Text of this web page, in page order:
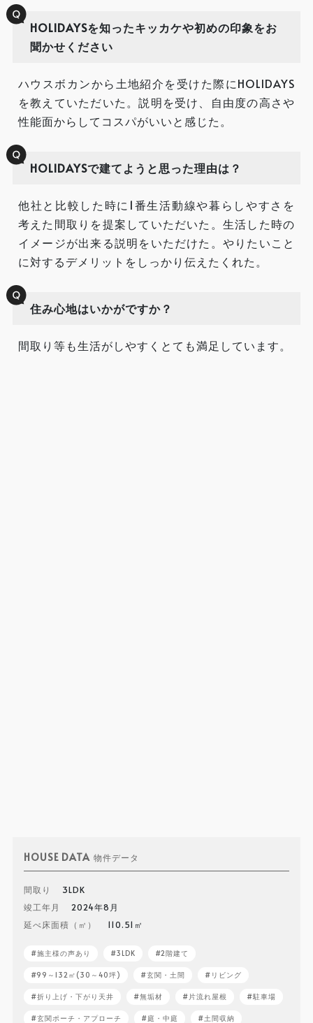
HOLIDAYSを知ったキッカケや初めの印象をお
聞かせください
ハウスボカンから土地紹介を受けた際にHOLIDAYS
を教えていただいた。説明を受け、自由度の高さや
性能面からしてコスパがいいと感じた。
HOLIDAYSで建てようと思った理由は？
他社と比較した時に1番生活動線や暮らしやすさを
考えた間取りを提案していただいた。生活した時の
イメージが出来る説明をいただけた。やりたいこと
に対するデメリットをしっかり伝えたくれた。
住み心地はいかがですか？
間取り等も生活がしやすくとても満足しています。
HOUSE DATA 物件データ
間取り
3LDK
竣工年月
2024年8月
延べ床面積（㎡）
110.51㎡
施主様の声あり 3LDK 2階建て
99～132㎡(30～40坪) 玄関・土間 リビング
折り上げ・下がり天井 無垢材 片流れ屋根 駐車場
玄関ポーチ・アプローチ 庭・中庭 土間収納